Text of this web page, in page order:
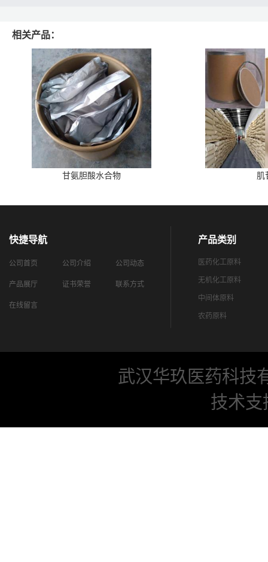
相关产品：
甘氨胆酸水合物 肌
快捷导航
公司首页 公司介绍 公司动态
产品展厅 证书荣誉 联系方式
在线留言
产品类别
医药化工原料
无机化工原料
中间体原料
农药原料
武汉华玖医药科技
技术